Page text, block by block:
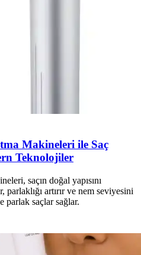
Makineleri ile Saç
Teknolojiler
saçın doğal yapısını
artırır ve nem seviyesini
parlak saçlar sağlar.